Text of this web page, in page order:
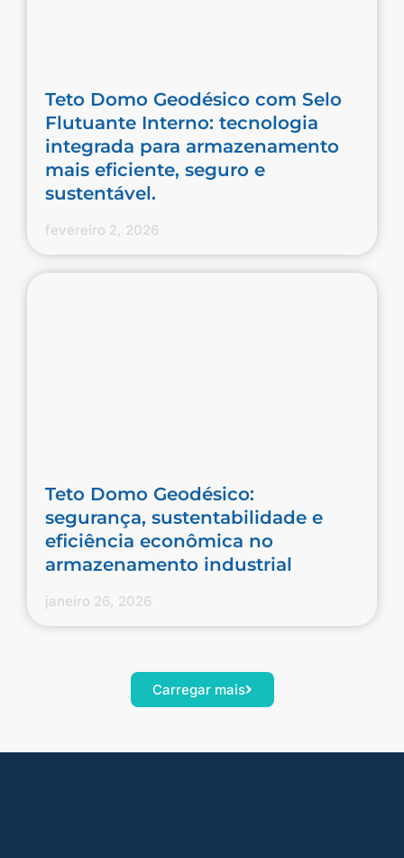
Teto Domo Geodésico com Selo
Flutuante Interno: tecnologia
integrada para armazenamento
mais eficiente, seguro e
sustentável.
fevereiro 2, 2026
Teto Domo Geodésico:
segurança, sustentabilidade e
eficiência econômica no
armazenamento industrial
janeiro 26, 2026
Carregar mais